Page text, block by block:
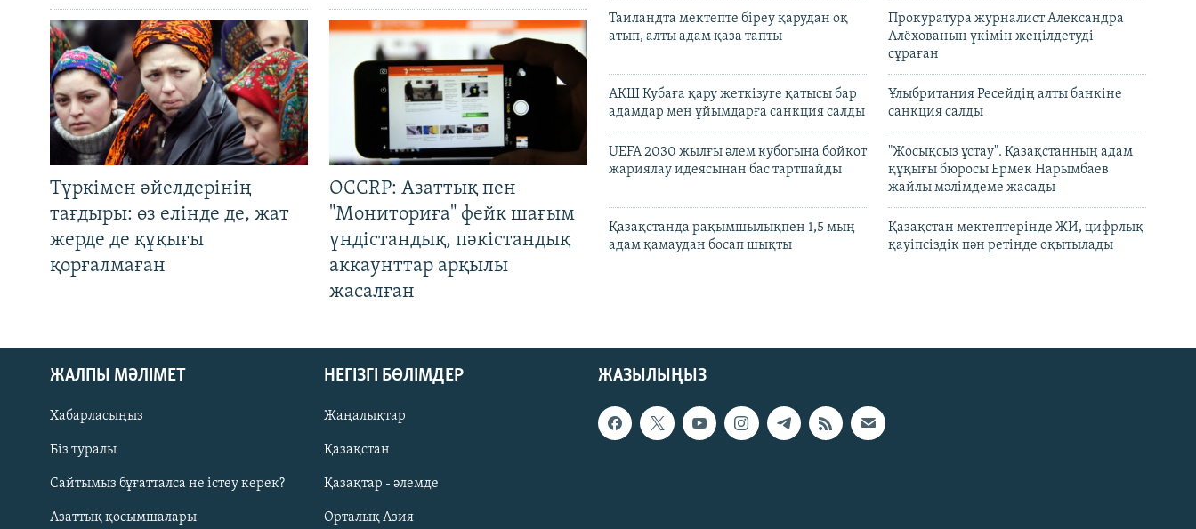
Русский
ЖАЗЫЛЫҢЫЗ
Түркімен әйелдерінің
тағдыры: өз елінде де, жат
жерде де құқығы
қорғалмаған
OCCRP: Азаттық пен
"Мониториға" фейк шағым
үндістандық, пәкістандық
аккаунттар арқылы
жасалған
Таиландта мектепте біреу қарудан оқ
атып, алты адам қаза тапты
Прокуратура журналист Александра
Алёхованың үкімін жеңілдетуді
сұраған
АҚШ Кубаға қару жеткізуге қатысы бар
адамдар мен ұйымдарға санкция салды
Ұлыбритания Ресейдің алты банкіне
санкция салды
UEFA 2030 жылғы әлем кубогына бойкот
жариялау идеясынан бас тартпайды
"Жосықсыз ұстау". Қазақстанның адам
құқығы бюросы Ермек Нарымбаев
жайлы мәлімдеме жасады
Қазақстанда рақымшылықпен 1,5 мың
адам қамаудан босап шықты
Қазақстан мектептерінде ЖИ, цифрлық
қауіпсіздік пән ретінде оқытылады
ЖАЗЫЛЫҢЫЗ
ЖАЛПЫ МӘЛІМЕТ
Хабарласыңыз
Біз туралы
Сайтымыз бұғатталса не істеу керек?
Азаттық қосымшалары
НЕГІЗГІ БӨЛІМДЕР
Жаңалықтар
Қазақстан
Қазақтар - әлемде
Орталық Азия